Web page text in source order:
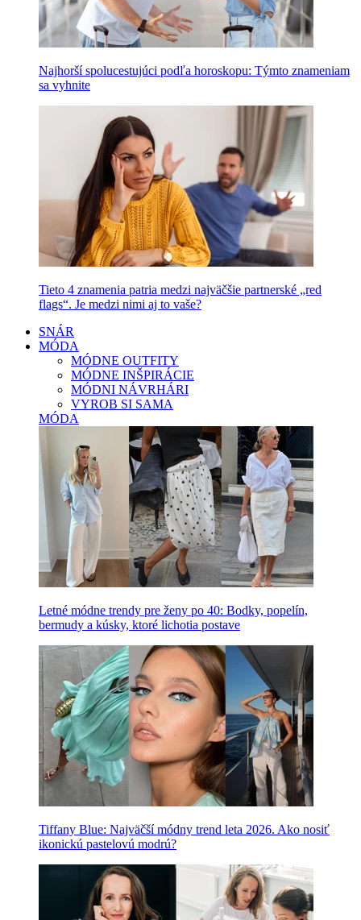
Najhorší spolucestujúci podľa horoskopu: Týmto znameniam
sa vyhnite
Tieto 4 znamenia patria medzi najväčšie partnerské „red
flags“. Je medzi nimi aj to vaše?
SNÁR
MÓDA
MÓDNE OUTFITY
MÓDNE INŠPIRÁCIE
MÓDNI NÁVRHÁRI
VYROB SI SAMA
MÓDA
Letné módne trendy pre ženy po 40: Bodky, popelín,
bermudy a kúsky, ktoré lichotia postave
Tiffany Blue: Najväčší módny trend leta 2026. Ako nosiť
ikonickú pastelovú modrú?